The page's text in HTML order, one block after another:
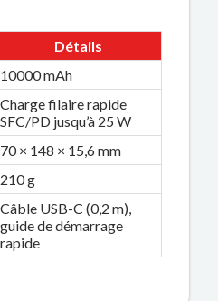
Détails
10000 mAh
Charge filaire rapide
SFC/PD jusqu’à 25 W
70 × 148 × 15,6 mm
210 g
Câble USB-C (0,2 m),
guide de démarrage
rapide